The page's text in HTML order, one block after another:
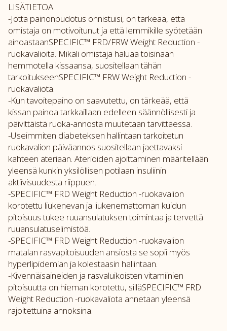
LISÄTIETOA
-Jotta painonpudotus onnistuisi, on tärkeää, että
omistaja on motivoitunut ja että lemmikille syötetään
ainoastaanSPECIFIC™ FRD/FRW Weight Reduction -
ruokavalioita. Mikäli omistaja haluaa toisinaan
hemmotella kissaansa, suositellaan tähän
tarkoitukseenSPECIFIC™ FRW Weight Reduction -
ruokavaliota.
-Kun tavoitepaino on saavutettu, on tärkeää, että
kissan painoa tarkkaillaan edelleen säännöllisesti ja
päivittäistä ruoka-annosta muutetaan tarvittaessa.
-Useimmiten diabeteksen hallintaan tarkoitetun
ruokavalion päiväannos suositellaan jaettavaksi
kahteen ateriaan. Aterioiden ajoittaminen määritellään
yleensä kunkin yksilöllisen potilaan insuliinin
aktiivisuudesta riippuen.
-SPECIFIC™ FRD Weight Reduction -ruokavalion
korotettu liukenevan ja liukenemattoman kuidun
pitoisuus tukee ruuansulatuksen toimintaa ja tervettä
ruuansulatuselimistöä.
-SPECIFIC™ FRD Weight Reduction -ruokavalion
matalan rasvapitoisuuden ansiosta se sopii myös
hyperlipidemian ja kolestaasin hallintaan.
-Kivennäisaineiden ja rasvaluikoisten vitamiinien
pitoisuutta on hieman korotettu, silläSPECIFIC™ FRD
Weight Reduction -ruokavaliota annetaan yleensä
rajoitettuina annoksina.